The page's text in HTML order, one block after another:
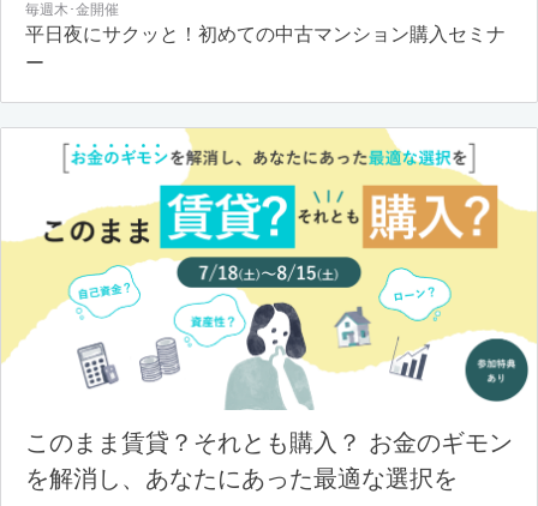
毎週木･金開催
平日夜にサクッと！初めての中古マンション購入セミナ
ー
このまま賃貸？それとも購入？ お金のギモン
を解消し、あなたにあった最適な選択を